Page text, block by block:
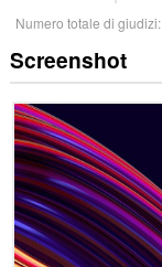
Numero totale di giudizi:
Screenshot